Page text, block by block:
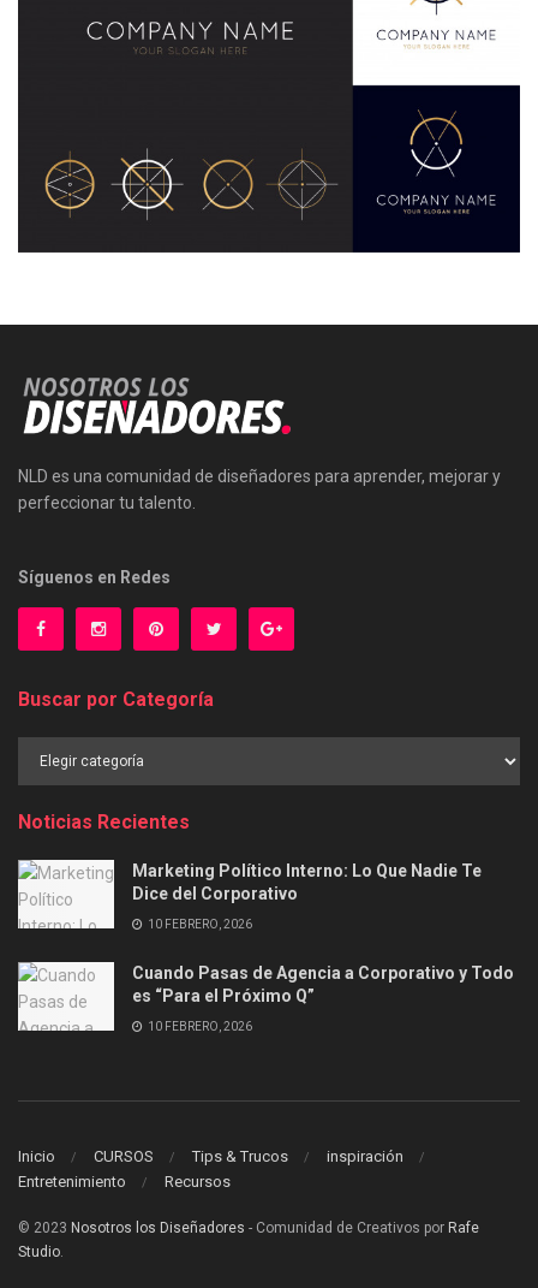
NLD es una comunidad de diseñadores para aprender, mejorar y
perfeccionar tu talento.
Síguenos en Redes
Buscar por Categoría
Buscar
Noticias Recientes
Marketing Político Interno: Lo Que Nadie Te
Dice del Corporativo
10 FEBRERO, 2026
Cuando Pasas de Agencia a Corporativo y Todo
es “Para el Próximo Q”
10 FEBRERO, 2026
Inicio CURSOS Tips & Trucos
inspiración
Entretenimiento
Recursos
© 2023 Nosotros los Diseñadores - Comunidad de Creativos por Rafe
Studio